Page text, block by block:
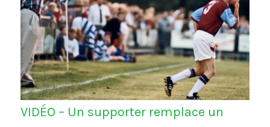
VIDÉO – Un supporter remplace un